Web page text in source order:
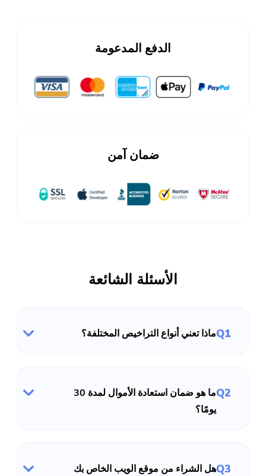
الدفع المدعومة
ضمان آمن
الأسئلة الشائعة
Q1ماذا تعني أنواع التراخيص المختلفة؟
Q2
ما هو ضمان استعادة الأموال لمدة 30
يومًا؟
Q3هل الشراء من موقع الويب الخاص بك